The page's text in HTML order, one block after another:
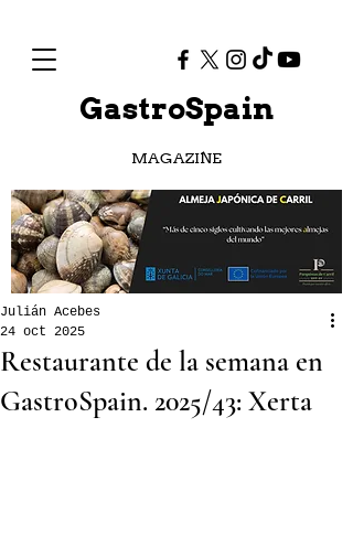
GastroSpain
MAGAZINE
Restaurante de la semana en
GastroSpain. 2025/43: Xerta
Julián Acebes
24 oct 2025